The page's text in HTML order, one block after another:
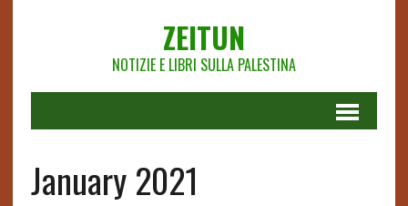
ZEITUN
NOTIZIE E LIBRI SULLA PALESTINA
January 2021